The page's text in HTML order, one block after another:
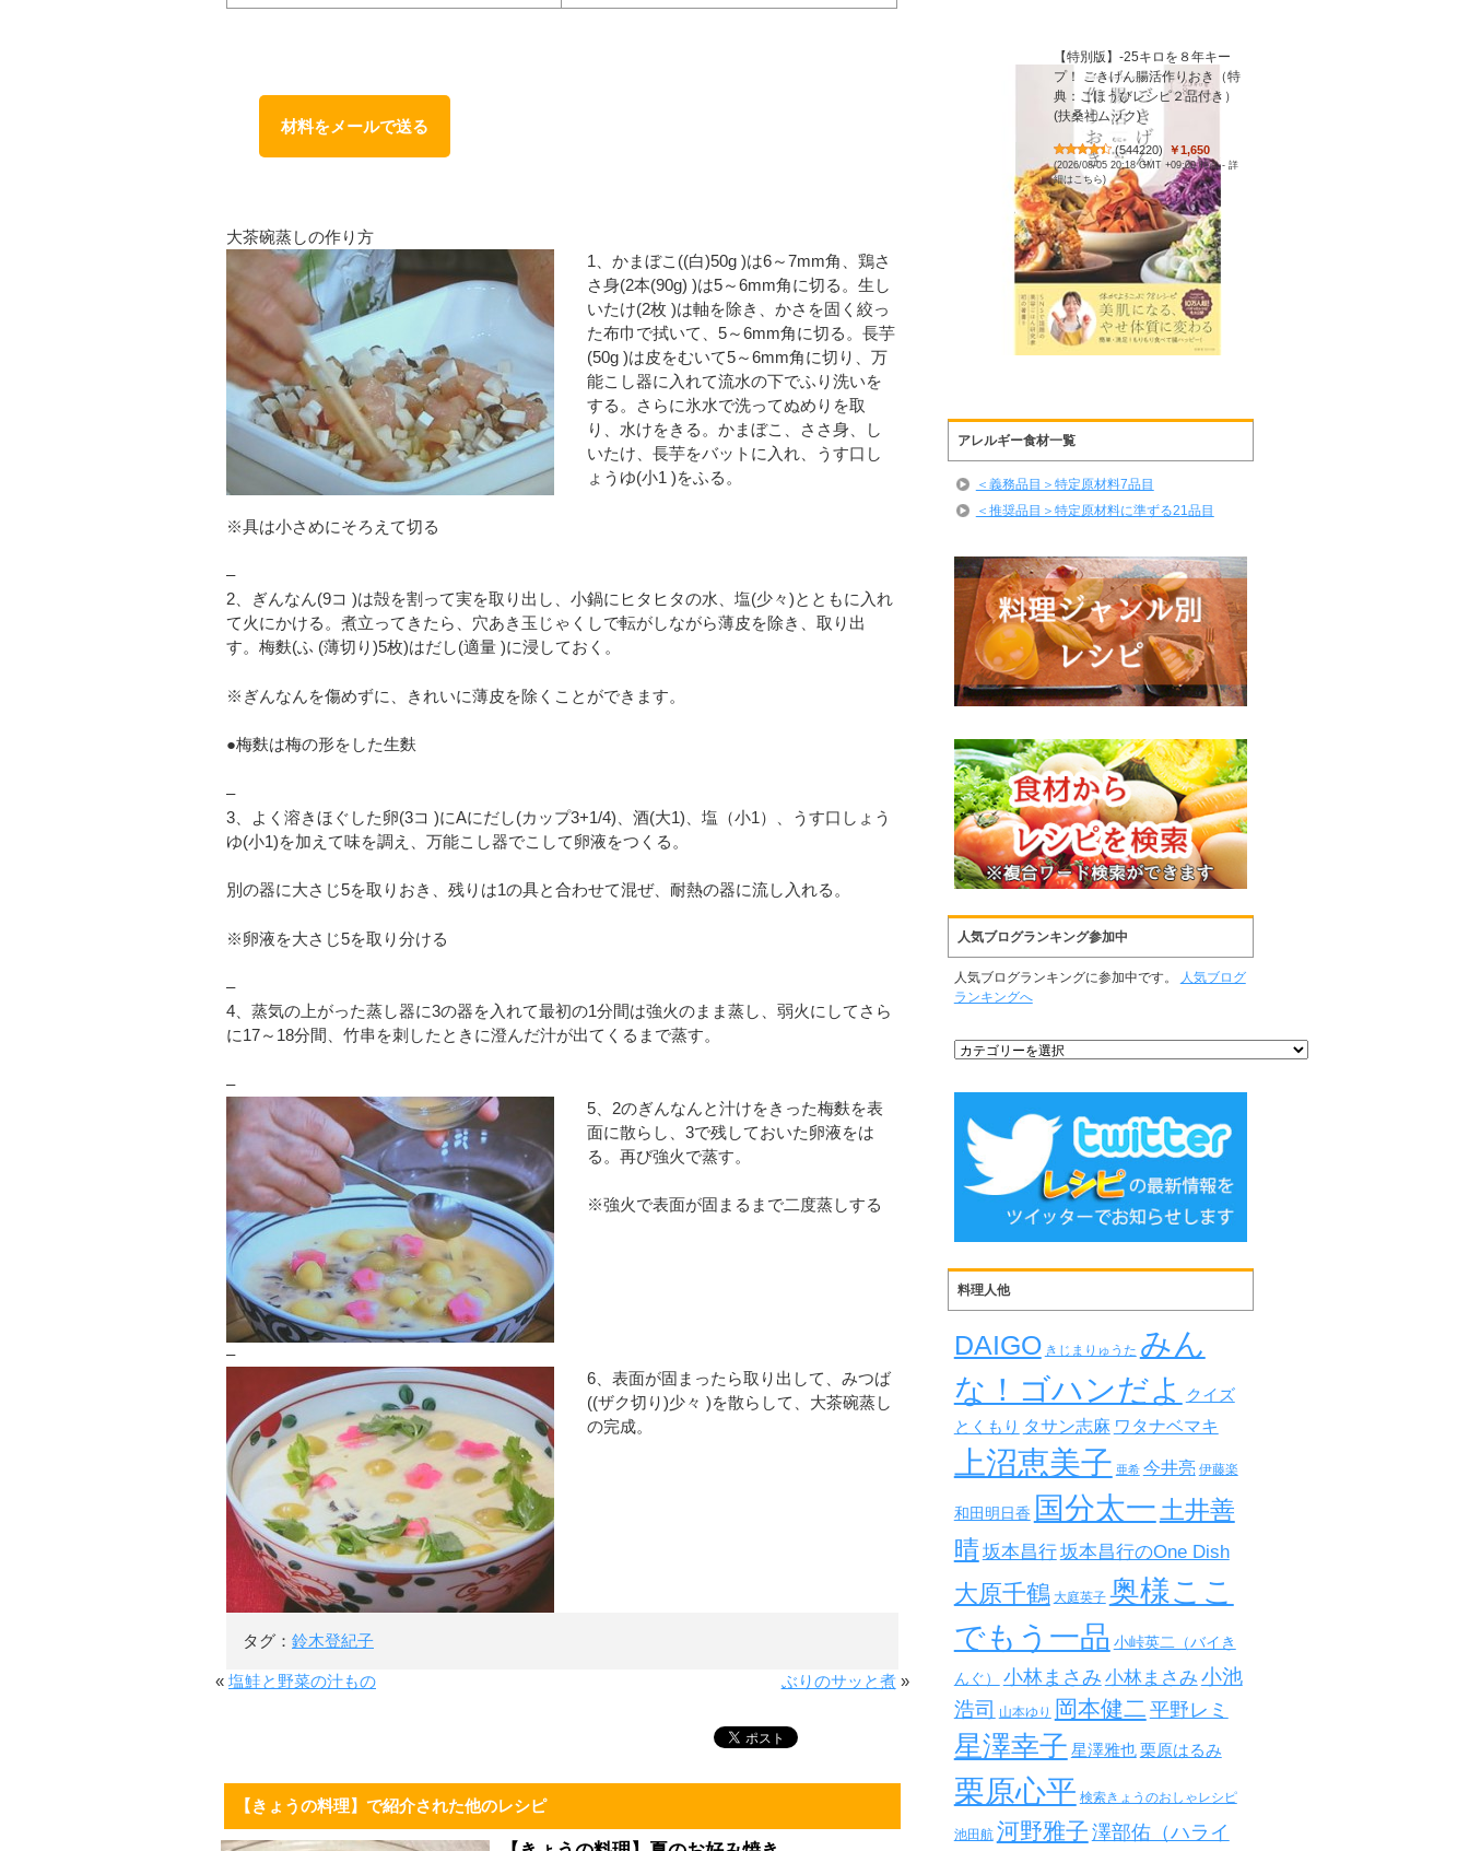
材料をメールで送る
大茶碗蒸しの作り方
1、かまぼこ((白)50g )は6～7mm角、鶏さ
さ身(2本(90g) )は5～6mm角に切る。生し
いたけ(2枚 )は軸を除き、かさを固く絞っ
た布巾で拭いて、5～6mm角に切る。長芋
(50g )は皮をむいて5～6mm角に切り、万
能こし器に入れて流水の下でふり洗いを
する。さらに氷水で洗ってぬめりを取
り、水けをきる。かまぼこ、ささ身、し
いたけ、長芋をバットに入れ、うす口し
ょうゆ(小1 )をふる。
※具は小さめにそろえて切る
–
2、ぎんなん(9コ )は殻を割って実を取り出し、小鍋にヒタヒタの水、塩(少々)とともに入れ
て火にかける。煮立ってきたら、穴あき玉じゃくしで転がしながら薄皮を除き、取り出
す。梅麩(ふ (薄切り)5枚)はだし(適量 )に浸しておく。
※ぎんなんを傷めずに、きれいに薄皮を除くことができます。
●梅麩は梅の形をした生麩
–
3、よく溶きほぐした卵(3コ )にAにだし(カップ3+1/4)、酒(大1)、塩（小1）、うす口しょう
ゆ(小1)を加えて味を調え、万能こし器でこして卵液をつくる。
別の器に大さじ5を取りおき、残りは1の具と合わせて混ぜ、耐熱の器に流し入れる。
※卵液を大さじ5を取り分ける
–
4、蒸気の上がった蒸し器に3の器を入れて最初の1分間は強火のまま蒸し、弱火にしてさら
に17～18分間、竹串を刺したときに澄んだ汁が出てくるまで蒸す。
–
5、2のぎんなんと汁けをきった梅麩を表
面に散らし、3で残しておいた卵液をは
る。再び強火で蒸す。
※強火で表面が固まるまで二度蒸しする
–
6、表面が固まったら取り出して、みつば
((ザク切り)少々 )を散らして、大茶碗蒸し
の完成。
タグ： 鈴木登紀子
« 塩鮭と野菜の汁もの ぶりのサッと煮»
【きょうの料理】で紹介された他のレシピ
【特別版】-25キロを８年キー
プ！ ごきげん腸活作りおき（特
典：ごほうびレシピ２品付き）
(扶桑社ムック)
(544220) ￥1,650
(2026/08/05 20:18 GMT +09:00 時点 -詳
細はこちら)
アレルギー食材一覧
＜義務品目＞特定原材料7品目
＜推奨品目＞特定原材料に準ずる21品目
人気ブログランキング参加中
人気ブログランキングに参加中です。
人気ブログ
ランキングへ
料理人他
DAIGO きじまりゅうた みん
な！ゴハンだよ
クイズ
とくもり タサン志麻 ワタナベマキ
上沼恵美子 亜希 今井亮 伊藤楽
和田明日香 国分太一土井善
晴坂本昌行坂本昌行のOne Dish
大原千鶴 大庭英子 奥様ここ
でもう一品 小峠英二（バイき
んぐ） 小林まさみ 小林まさみ 小池
浩司 山本ゆり 岡本健二 平野レミ
星澤幸子 星澤雅也 栗原はるみ
栗原心平 検索きょうのおしゃレシピ
池田航 河野雅子 澤部佑（ハライ